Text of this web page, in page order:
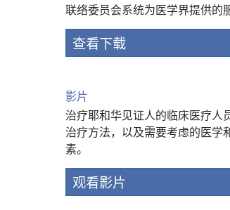
联络委员会系统为医学界提供的
查看下载
影片
治疗耶和华见证人的临床医疗人
治疗方法，以及需要考虑的医学
素。
观看影片